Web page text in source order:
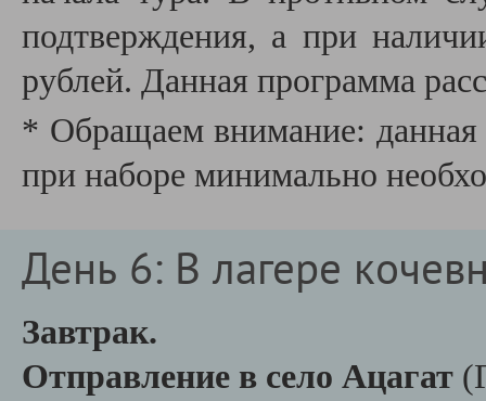
подтверждения, а при
рублей. Данная программа
* Обращаем внимание: данная
при наборе минимально
День 6: В лагере
Завтрак.
Отправление в село Ацагат